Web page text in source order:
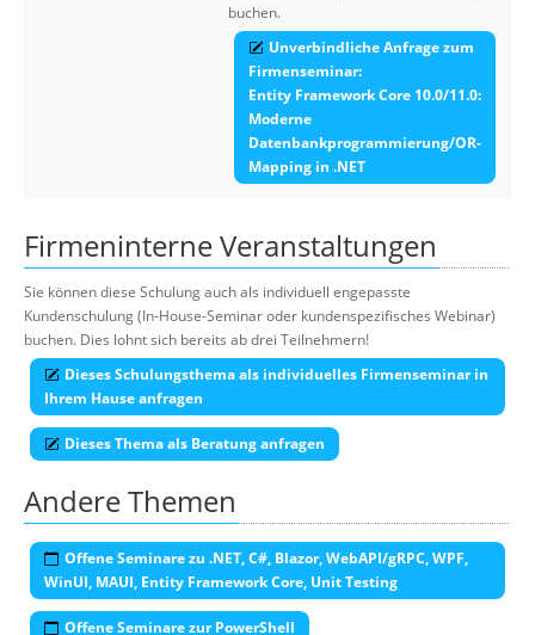
buchen.
Unverbindliche Anfrage zum
Firmenseminar:
Entity Framework Core 10.0/11.0:
Moderne
Datenbankprogrammierung/OR-
Mapping in .NET
Firmeninterne Veranstaltungen
Sie können diese Schulung auch als individuell engepasste
Kundenschulung (In-House-Seminar oder kundenspezifisches Webinar)
buchen. Dies lohnt sich bereits ab drei Teilnehmern!
Dieses Schulungsthema als individuelles Firmenseminar in
Ihrem Hause anfragen
Dieses Thema als Beratung anfragen
Andere Themen
Offene Seminare zu .NET, C#, Blazor, WebAPI/gRPC, WPF,
WinUI, MAUI, Entity Framework Core, Unit Testing
Offene Seminare zur PowerShell